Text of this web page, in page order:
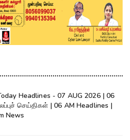
Headlines - 07 AUG 2026 | 06
செய்திகள் | 06 AM Headlines |
News